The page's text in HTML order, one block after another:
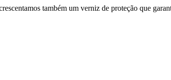
também um verniz de proteção que